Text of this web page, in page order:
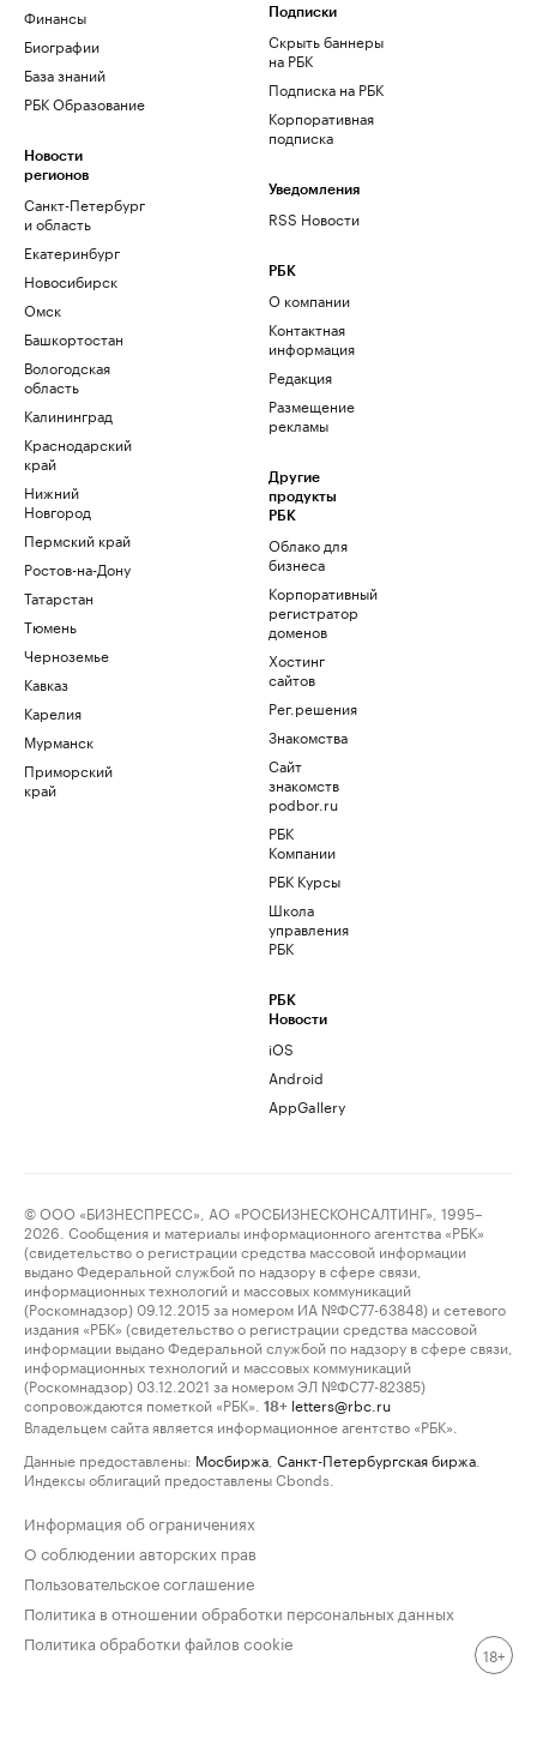
Финансы
Биографии
База знаний
РБК Образование
Новости
регионов
Санкт-Петербург
и область
Екатеринбург
Новосибирск
Омск
Башкортостан
Вологодская
область
Калининград
Краснодарский
край
Нижний
Новгород
Пермский край
Ростов-на-Дону
Татарстан
Тюмень
Черноземье
Кавказ
Карелия
Мурманск
Приморский
край
Подписки
Скрыть баннеры
на РБК
Подписка на РБК
Корпоративная
подписка
Уведомления
RSS Новости
РБК
О компании
Контактная
информация
Редакция
Размещение
рекламы
Другие
продукты
РБК
Облако для
бизнеса
Корпоративный
регистратор
доменов
Хостинг
сайтов
Рег.решения
Знакомства
Сайт
знакомств
podbor.ru
РБК
Компании
РБК Курсы
Школа
управления
РБК
РБК
Новости
iOS
Android
AppGallery
© ООО «БИЗНЕСПРЕСС», АО «РОСБИЗНЕСКОНСАЛТИНГ», 1995–
2026. Сообщения и материалы информационного агентства «РБК»
(свидетельство о регистрации средства массовой информации
выдано Федеральной службой по надзору в сфере связи,
информационных технологий и массовых коммуникаций
(Роскомнадзор) 09.12.2015 за номером ИА №ФС77-63848) и сетевого
издания «РБК» (свидетельство о регистрации средства массовой
информации выдано Федеральной службой по надзору в сфере связи,
информационных технологий и массовых коммуникаций
(Роскомнадзор) 03.12.2021 за номером ЭЛ №ФС77-82385)
сопровождаются пометкой «РБК».
18+ letters@rbc.ru
Владельцем сайта является информационное агентство «РБК».
Данные предоставлены: Мосбиржа Санкт-Петербургская биржа
Индексы облигаций предоставлены Cbonds.
Информация об ограничениях
О соблюдении авторских прав
Пользовательское соглашение
Политика в отношении обработки персональных данных
Политика обработки файлов cookie
18+